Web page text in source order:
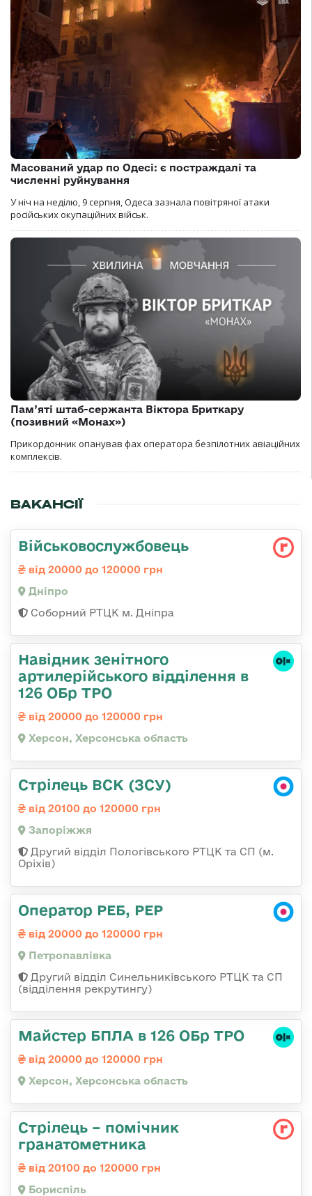
Масований удар по Одесі: є постраждалі та
численні руйнування
У ніч на неділю, 9 серпня, Одеса зазнала повітряної атаки
російських окупаційних військ.
Пам’яті штаб-сержанта Віктора Бриткару
(позивний «Монах»)
Прикордонник опанував фах оператора безпілотних авіаційних
комплексів.
ВАКАНСІЇ
Військовослужбовець
від 20000 до 120000 грн
Дніпро
Соборний РТЦК м. Дніпра
Навідник зенітного
артилерійського відділення в
126 ОБр ТРО
від 20000 до 120000 грн
Херсон, Херсонська область
Стрілець ВСК (ЗСУ)
від 20100 до 120000 грн
Запоріжжя
Другий відділ Пологівського РТЦК та СП (м.
Оріхів)
Оператор РЕБ, РЕР
від 20000 до 120000 грн
Петропавлівка
Другий відділ Синельниківського РТЦК та СП
(відділення рекрутингу)
Майстер БПЛА в 126 ОБр ТРО
від 20000 до 120000 грн
Херсон, Херсонська область
Стрілець – помічник
гранатометника
від 20100 до 120000 грн
Бориспіль